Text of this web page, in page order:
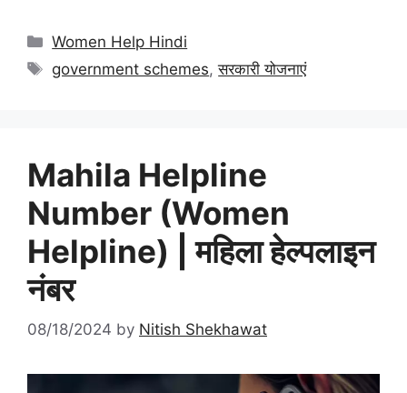
Categories
Women Help Hindi
Tags
government schemes,सरकारी योजनाएं
Mahila Helpline
Number (Women
Helpline) | महिला हेल्पलाइन
नंबर
08/18/2024 by Nitish Shekhawat